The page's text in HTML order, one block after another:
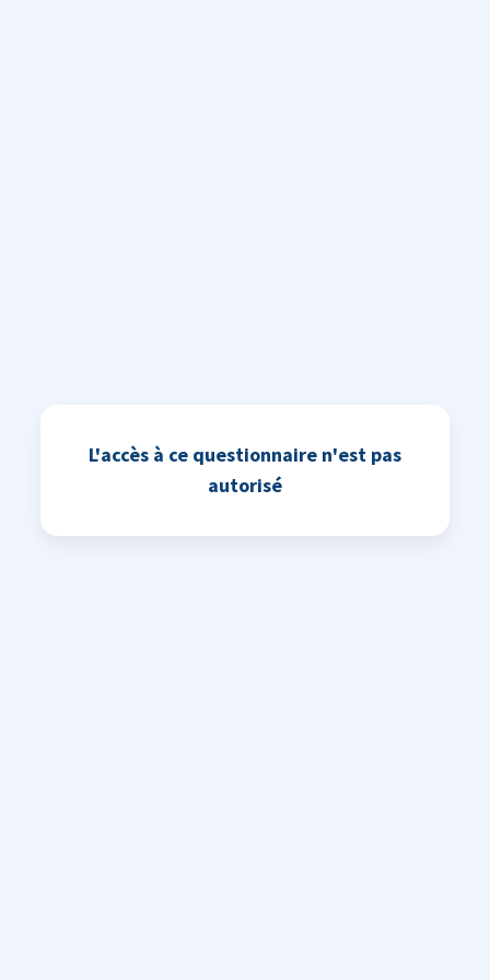
L'accès à ce questionnaire n'est pas
autorisé